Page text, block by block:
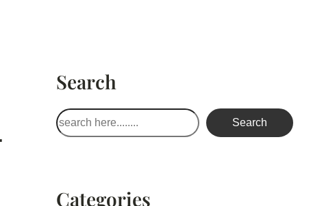
Search
搜
尋
Search
Categories